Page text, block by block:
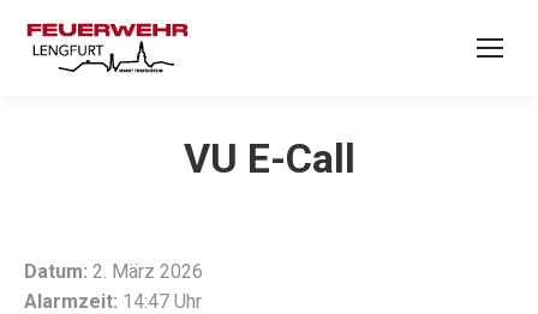
VU E-Call
Datum: 2. März 2026
Alarmzeit: 14:47 Uhr